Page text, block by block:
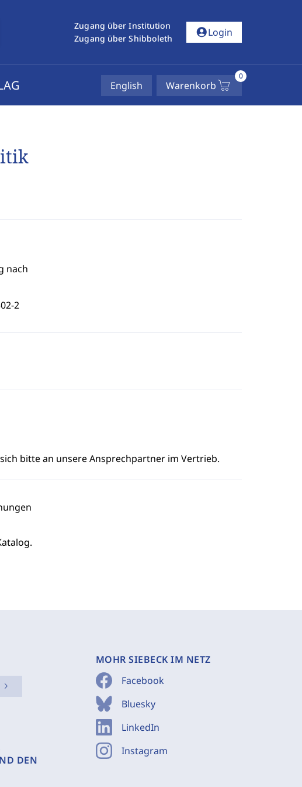
Zugang über Institution
Zugang über Shibboleth
account_circleLogin
English Warenkorb
0
nach
2
bitte an unsere Ansprechpartner im Vertrieb.
DEN
MOHR SIEBECK IM NETZ
Facebook
Bluesky
LinkedIn
Instagram